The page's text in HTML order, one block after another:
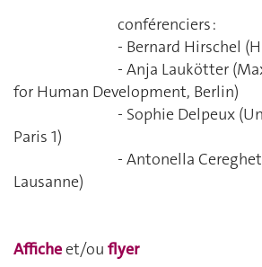
conférenciers :
- Bernard Hirschel
- Anja Laukötter (Max
for Human Development, Berlin)
- Sophie Delpeux (Univ.
Paris 1)
- Antonella Cereghetti
Lausanne)
Afficheet/ou flyer